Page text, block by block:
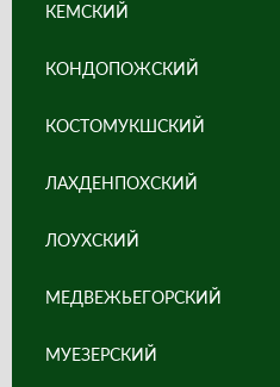
КЕМСКИЙ
КОНДОПОЖСКИЙ
КОСТОМУКШСКИЙ
ЛАХДЕНПОХСКИЙ
ЛОУХСКИЙ
МЕДВЕЖЬЕГОРСКИЙ
МУЕЗЕРСКИЙ